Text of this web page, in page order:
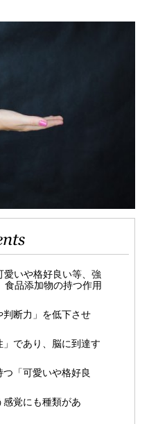
いや格好良い等、強
食品添加物の持つ作用
断力」を低下させ
であり、脳に到達す
「可愛いや格好良
覚にも種類があ